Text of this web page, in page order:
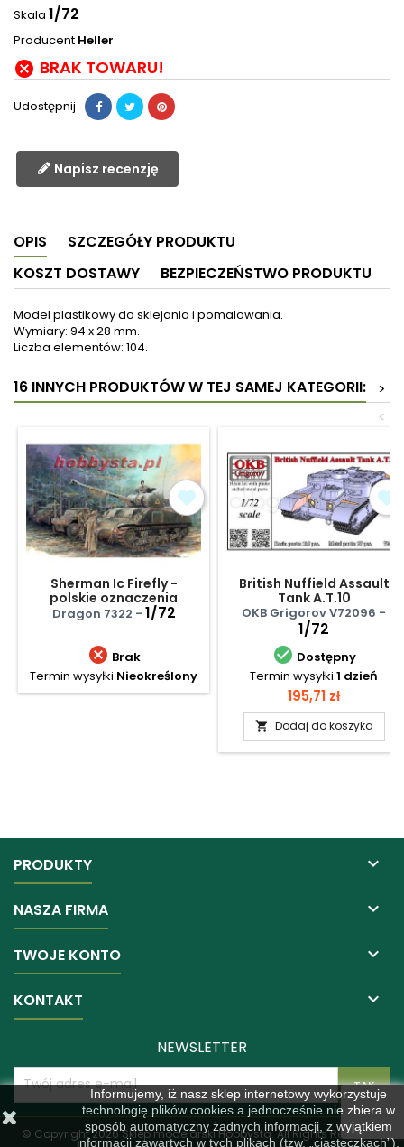
Skala 1/72
Producent Heller
 BRAK TOWARU!
Udostępnij
Napisz recenzję
OPIS
SZCZEGÓŁY PRODUKTU
KOSZT DOSTAWY
BEZPIECZEŃSTWO PRODUKTU
Model plastikowy do sklejania i pomalowania.
Wymiary: 94 x 28 mm.
Liczba elementów: 104.
16 INNYCH PRODUKTÓW W TEJ SAMEJ KATEGORII:
>
<
Sherman Ic Firefly -
polskie oznaczenia
Dragon 7322 - 1/72
 Brak
Termin wysyłki Nieokreślony
British Nuffield Assault
Tank A.T.10
OKB Grigorov V72096 -
1/72
 Dostępny
Termin wysyłki 1 dzień
Cena
195,71 zł
 Dodaj do koszyka
PRODUKTY 
NASZA FIRMA 
TWOJE KONTO 
KONTAKT 
Informujemy, iż nasz sklep internetowy wykorzystuje
technologię plików cookies a jednocześnie nie zbiera w
sposób automatyczny żadnych informacji, z wyjątkiem
informacji zawartych w tych plikach (tzw. „ciasteczkach”).
NEWSLETTER
© Copyright 2026 Sklep modelarski Hobbysta. All Rights Reserved.